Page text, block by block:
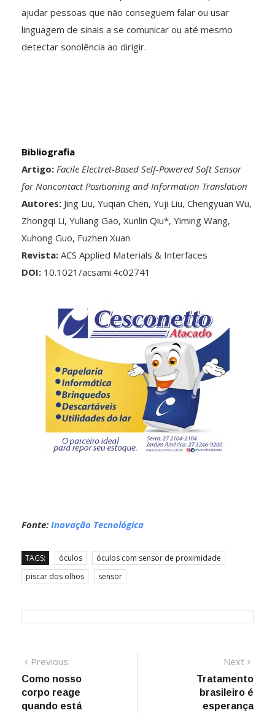
ajudar pessoas que não conseguem falar ou usar
linguagem de sinais a se comunicar ou até mesmo
detectar sonolência ao dirigir.
Bibliografia
Artigo: Facile Electret-Based Self-Powered Soft Sensor
for Noncontact Positioning and Information Translation
Autores: Jing Liu, Yuqian Chen, Yuji Liu, Chengyuan Wu,
Zhongqi Li, Yuliang Gao, Xunlin Qiu*, Yiming Wang,
Xuhong Guo, Fuzhen Xuan
Revista: ACS Applied Materials & Interfaces
DOI: 10.1021/acsami.4c02741
Fonte: Inovação Tecnológica
TAGS: óculos
óculos com sensor de proximidade
piscar dos olhos
sensor
Navegação
de
Post
Previous
post:
Como nosso
corpo reage
quando está
Next
post:
Tratamento
brasileiro é
esperança